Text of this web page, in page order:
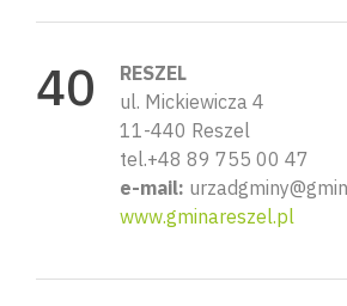
RESZEL
ul. Mickiewicza 4
11-440 Reszel
tel.+48 89 755 00 47
e-mail:
www.gminareszel.pl